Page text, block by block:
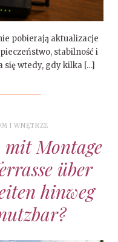
pobierają aktualizacje
stabilność i
się wtedy, gdy kilka […]
I WNĘTRZE
mit Montage
über
hinweg